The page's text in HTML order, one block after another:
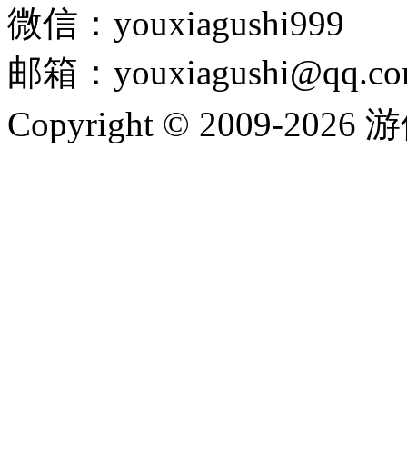
微信：youxiagushi999
邮箱：
Copyright © 2009-2026